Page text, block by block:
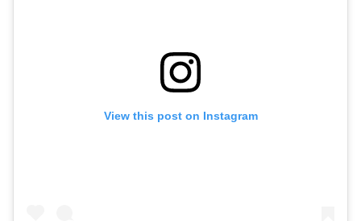
View this post on Instagram